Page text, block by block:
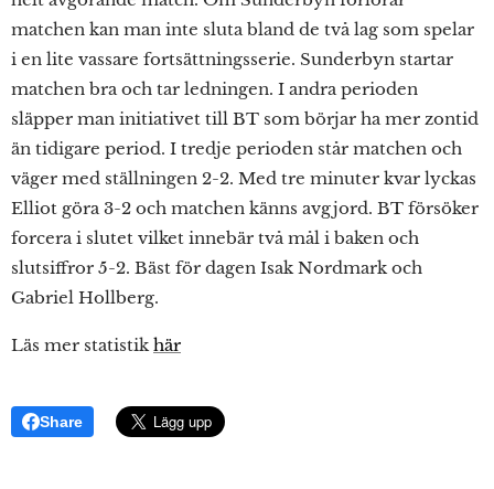
matchen kan man inte sluta bland de två lag som spelar
i en lite vassare fortsättningsserie. Sunderbyn startar
matchen bra och tar ledningen. I andra perioden
släpper man initiativet till BT som börjar ha mer zontid
än tidigare period. I tredje perioden står matchen och
väger med ställningen 2-2. Med tre minuter kvar lyckas
Elliot göra 3-2 och matchen känns avgjord. BT försöker
forcera i slutet vilket innebär två mål i baken och
slutsiffror 5-2. Bäst för dagen Isak Nordmark och
Gabriel Hollberg.
Läs mer statistikhär
Share